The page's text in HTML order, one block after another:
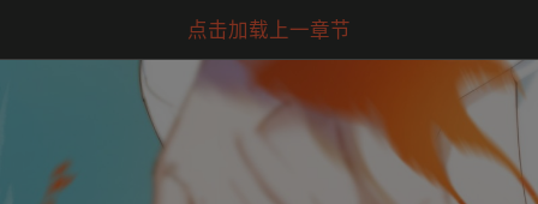
点击加载上一章节